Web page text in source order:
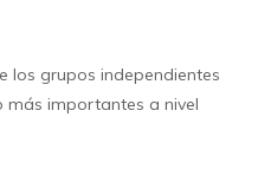
los grupos independientes
más importantes a nivel